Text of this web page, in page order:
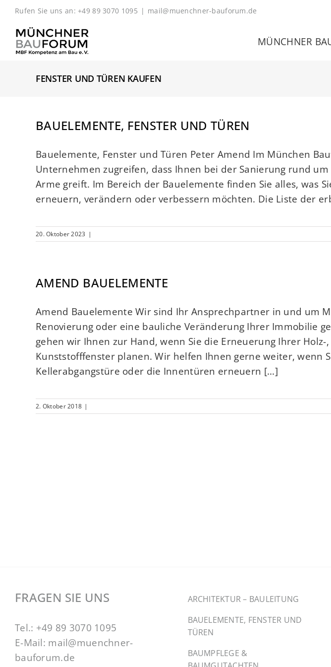
Zum
springen
Rufen Sie uns an: +49 89 3070 1095 | mail@muenchner-bauforum.de
MÜNCHNER
FENSTER UND TÜREN KAUFEN
BAUELEMENTE, FENSTER UND TÜREN
Bauelemente, Fenster und Türen Peter Amend Im München
Unternehmen zugreifen, dass Ihnen bei der Sanierung rund
Arme greift. Im Bereich der Bauelemente finden Sie alles, was
erneuern, verändern oder verbessern möchten. Die Liste der
20. Oktober 2023 |
AMEND BAUELEMENTE
Amend Bauelemente Wir sind Ihr Ansprechpartner in und um
Renovierung oder eine bauliche Veränderung Ihrer Immobilie
gehen wir Ihnen zur Hand, wenn Sie die Erneuerung Ihrer
Kunststofffenster planen. Wir helfen Ihnen gerne weiter, wenn
Kellerabgangstüre oder die Innentüren erneuern [...]
2. Oktober 2018 |
FRAGEN SIE UNS
Tel.: +49 89 3070 1095
E-Mail: mail@muenchner-
bauforum.de
ARCHITEKTUR – BAULEITUNG
BAUELEMENTE, FENSTER UND
TÜREN
BAUMPFLEGE &